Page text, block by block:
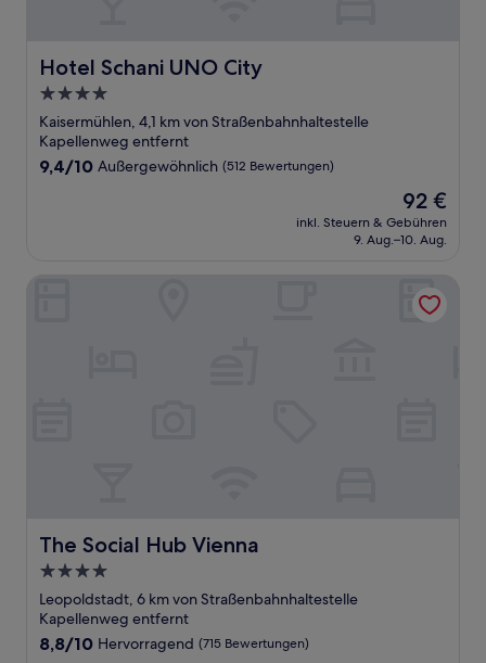
Hotel Schani UNO City
Hotel Schani UNO City
4.0-
Sterne-
Unterkunft
Kaisermühlen, 4,1 km von Straßenbahnhaltestelle
Kapellenweg entfernt
9.4
9,4/10 Außergewöhnlich (512 Bewertungen)
Der
Preis
beträgt
92 €
inkl. Steuern & Gebühren
9. Aug.–10. Aug.
The Social Hub Vienna
The Social Hub Vienna
4.0-
Sterne-
Unterkunft
Leopoldstadt, 6 km von Straßenbahnhaltestelle
Kapellenweg entfernt
8.8
8,8/10 Hervorragend (715 Bewertungen)